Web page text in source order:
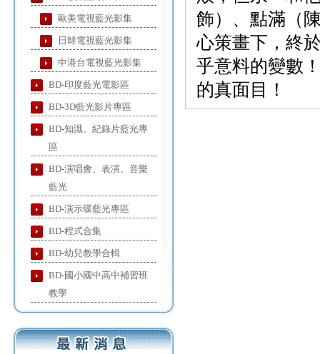
歐美電視藍光影集
日韓電視藍光影集
中港台電視藍光影集
BD-印度藍光電影區
BD-3D藍光影片專區
BD-知識、紀錄片藍光專
區
BD-演唱會、表演、音樂
藍光
BD-演示碟藍光專區
BD-程式合集
BD-幼兒教學合輯
BD-國小國中高中補習班
教學
飾）、點滿（
心策畫下，終
乎意料的變數
的真面目！